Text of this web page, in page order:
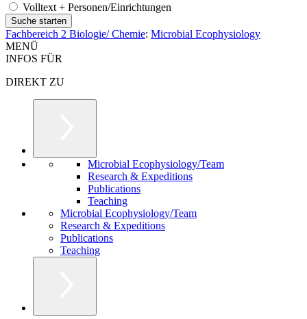
Volltext + Personen/Einrichtungen
Fachbereich 2 Biologie/ Chemie: Microbial Ecophysiology
MENÜ
INFOS FÜR
DIREKT ZU
Microbial Ecophysiology/Team
Research & Expeditions
Publications
Teaching
Microbial Ecophysiology/Team
Research & Expeditions
Publications
Teaching